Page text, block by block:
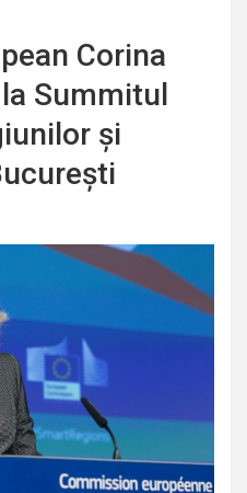
Corina
Summitul
și